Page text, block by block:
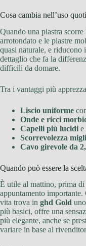
Cosa cambia nell’uso
Quando una piastra
arrotondato e le piastre
quasi naturale, e riducono
dettaglio che fa la
difficili da domare.
Tra i vantaggi più
Liscio uniforme
Onde e ricci
Capelli più lucidi e
Scorrevolezza
Cavo girevole da
Quando può essere la
È utile al mattino, prima
appuntamento
vita trova in ghd Gold
più basici, offre una
più elegante, anche se
variare in base al